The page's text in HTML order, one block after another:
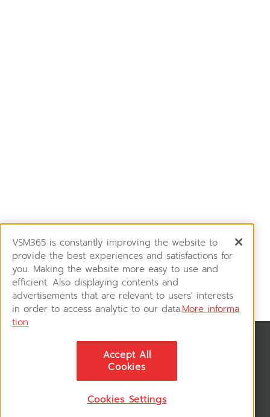
ติดตามอัพเดทข่าวสาร, โปรโมชั่น, สินค้าราคาพิเศษ ได้ก่อนใคร
VSM365 is constantly improving the website to
provide the best experiences and satisfactions for
you. Making the website more easy to use and
efficient. Also displaying contents and
advertisements that are relevant to users' interests
in order to access analytic to our data.More informa
tion
Accept All
Cookies
Cookies Settings